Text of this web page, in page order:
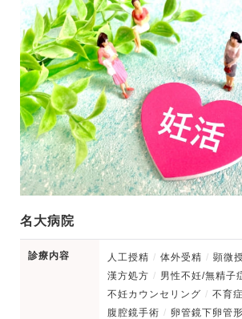
名大病院
診療内容 人工授精 体外受精 顕微
漢方処方
男性不妊/無精子
不妊カウンセリング
不育症
腹腔鏡手術
卵管鏡下卵管